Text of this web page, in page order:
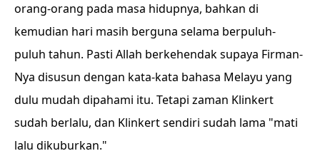
orang-orang pada masa hidupnya, bahkan di
kemudian hari masih berguna selama berpuluh-
puluh tahun. Pasti Allah berkehendak supaya Firman-
Nya disusun dengan kata-kata bahasa Melayu yang
dulu mudah dipahami itu. Tetapi zaman Klinkert
sudah berlalu, dan Klinkert sendiri sudah lama "mati
lalu dikuburkan."